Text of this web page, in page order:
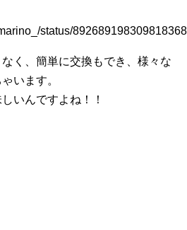
status/892689198309818368
く、簡単に交換もでき、様々な
います。
いんですよね！！